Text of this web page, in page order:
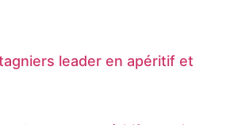
leader en apéritif et